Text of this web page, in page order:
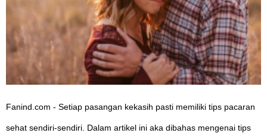
Fanind.com - Setiap pasangan kekasih pasti memiliki tips pacaran
sehat sendiri-sendiri. Dalam artikel ini aka dibahas mengenai tips